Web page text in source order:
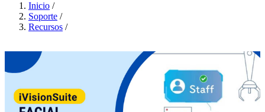
Inicio /
Soporte /
Recursos /